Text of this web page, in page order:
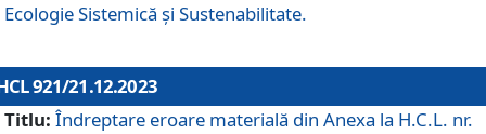
Ecologie Sistemică și Sustenabilitate.
921/21.12.2023
Titlu: Îndreptare eroare materială din Anexa la H.C.L. nr.